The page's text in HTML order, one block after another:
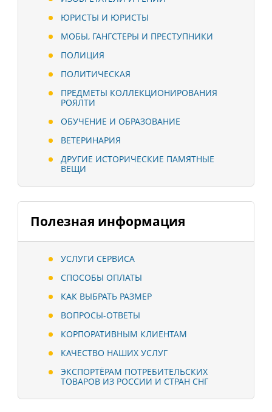
ЮРИСТЫ И ЮРИСТЫ
МОБЫ, ГАНГСТЕРЫ И ПРЕСТУПНИКИ
ПОЛИЦИЯ
ПОЛИТИЧЕСКАЯ
ПРЕДМЕТЫ КОЛЛЕКЦИОНИРОВАНИЯ
РОЯЛТИ
ОБУЧЕНИЕ И ОБРАЗОВАНИЕ
ВЕТЕРИНАРИЯ
ДРУГИЕ ИСТОРИЧЕСКИЕ ПАМЯТНЫЕ
ВЕЩИ
Полезная информация
УСЛУГИ СЕРВИСА
СПОСОБЫ ОПЛАТЫ
КАК ВЫБРАТЬ РАЗМЕР
ВОПРОСЫ-ОТВЕТЫ
КОРПОРАТИВНЫМ КЛИЕНТАМ
КАЧЕСТВО НАШИХ УСЛУГ
ЭКСПОРТЁРАМ ПОТРЕБИТЕЛЬСКИХ
ТОВАРОВ ИЗ РОССИИ И СТРАН СНГ